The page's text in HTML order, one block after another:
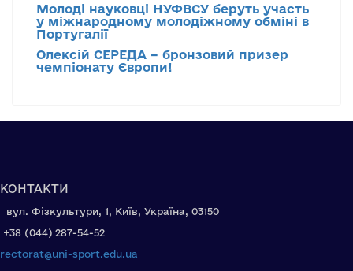
Молоді науковці НУФВСУ беруть участь
у міжнародному молодіжному обміні в
Португалії
Олексій СЕРЕДА – бронзовий призер
чемпіонату Європи!
КОНТАКТИ
вул. Фізкультури, 1, Київ, Україна, 03150
+38 (044) 287-54-52
rectorat@uni-sport.edu.ua